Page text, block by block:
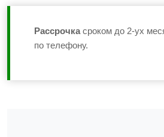
Рассрочка сроком до 2-ух
по телефону.